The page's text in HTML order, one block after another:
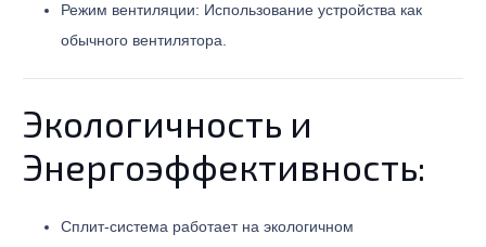
Режим вентиляции: Использование устройства как
обычного вентилятора.
Экологичность и
Энергоэффективность:
Сплит-система работает на экологичном